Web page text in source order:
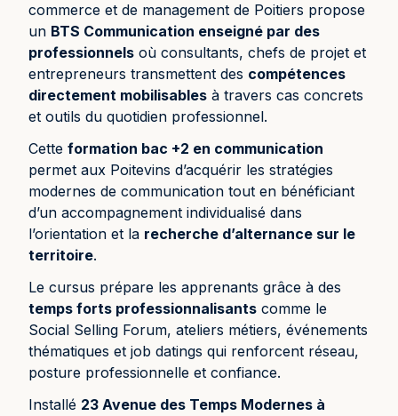
commerce et de management de Poitiers propose
un BTS Communication enseigné par des
professionnels où consultants, chefs de projet et
entrepreneurs transmettent des compétences
directement mobilisables à travers cas concrets
et outils du quotidien professionnel.
Cette formation bac +2 en communication
permet aux Poitevins d’acquérir les stratégies
modernes de communication tout en bénéficiant
d’un accompagnement individualisé dans
l’orientation et la recherche d’alternance sur le
territoire.
Le cursus prépare les apprenants grâce à des
temps forts professionnalisants comme le
Social Selling Forum, ateliers métiers, événements
thématiques et job datings qui renforcent réseau,
posture professionnelle et confiance.
Installé 23 Avenue des Temps Modernes à